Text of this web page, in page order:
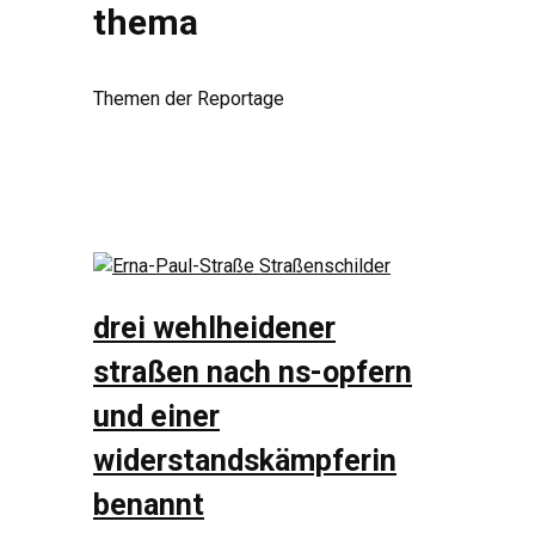
thema
Themen der Reportage
drei wehlheidener
straßen nach ns-opfern
und einer
widerstandskämpferin
benannt